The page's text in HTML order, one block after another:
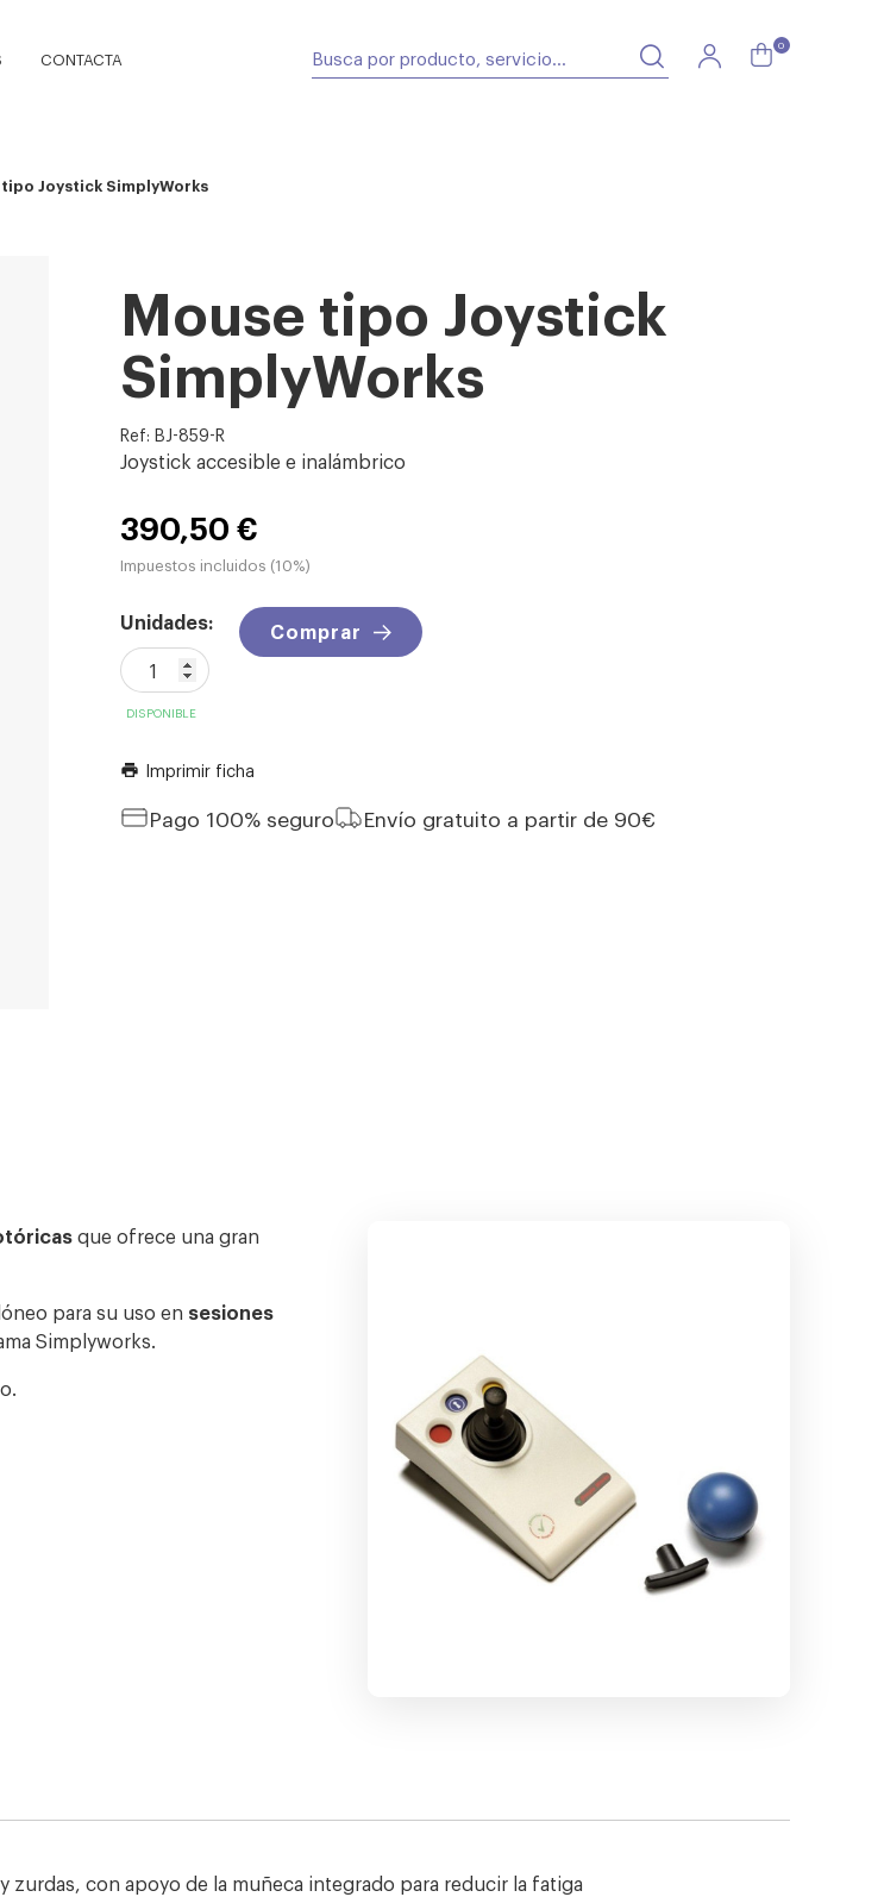
CONTACTA
0
Joystick SimplyWorks
Mouse tipo Joystick
SimplyWorks
Ref: BJ-859-R
Joystick accesible e inalámbrico
390,50 €
Impuestos incluidos (10%)
Unidades: Comprar
DISPONIBLE
print Imprimir ficha
Pago 100% seguro Envío gratuito a partir de 90€
que ofrece una gran
para su uso en sesiones
Simplyworks.
con apoyo de la muñeca integrado para reducir la fatiga